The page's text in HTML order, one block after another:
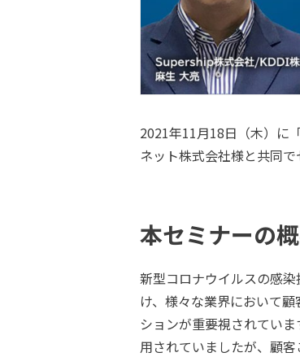
2021年11月18日（木）に
ネット株式会社様と共同で
本セミナーの
新型コロナウイルスの感
け、様々な業界において
ションが重要視されてい
用されていましたが、顧